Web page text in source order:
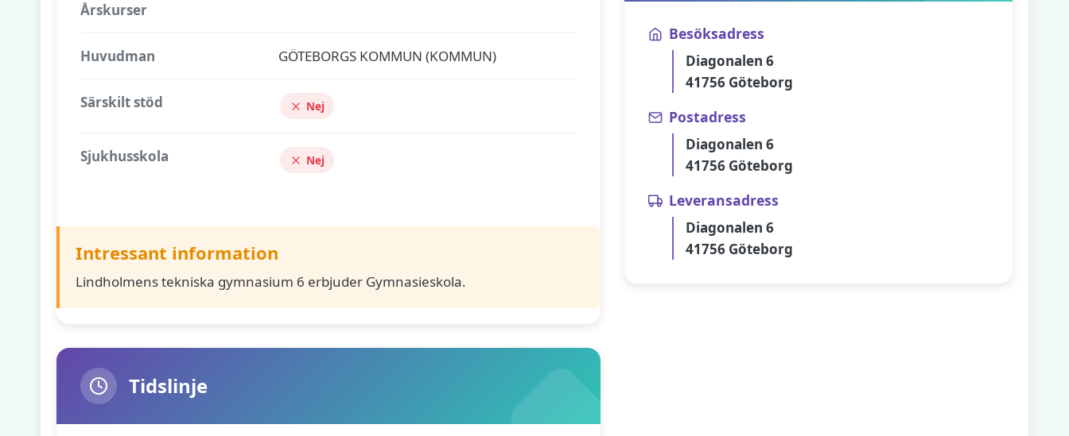
Årskurser
Huvudman GÖTEBORGS KOMMUN (KOMMUN)
Särskilt stöd Nej
Sjukhusskola Nej
Intressant information
Lindholmens tekniska gymnasium 6 erbjuder Gymnasieskola.
Tidslinje
Besöksadress
Diagonalen 6
41756 Göteborg
Postadress
Diagonalen 6
41756 Göteborg
Leveransadress
Diagonalen 6
41756 Göteborg